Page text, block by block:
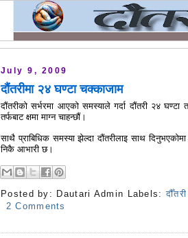
July 9, 2009
दौंतरीमा २४ घण्टा चक्काजाम
दौंतरीको सर्भरमा आएको समस्याले गर्दा दौंतरी २४
तर्फबाट क्षमा माग्न चाहन्छौं।
साथै प्राबिधिक समस्या झेल्दा दौंतरीलाइ साथ दिनुभएकोमा
निकै आभारी छ।
Posted by: Dautari Admin Labels:
2 Comments